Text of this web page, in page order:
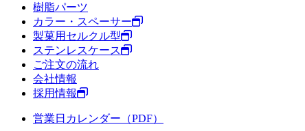
樹脂パーツ
カラー・スペーサー
製菓用セルクル型
ステンレスケース
ご注文の流れ
会社情報
採用情報
営業日カレンダー（PDF）